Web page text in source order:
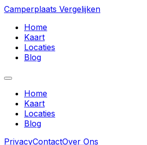
Camperplaats Vergelijken
Home
Kaart
Locaties
Blog
Home
Kaart
Locaties
Blog
PrivacyContactOver Ons